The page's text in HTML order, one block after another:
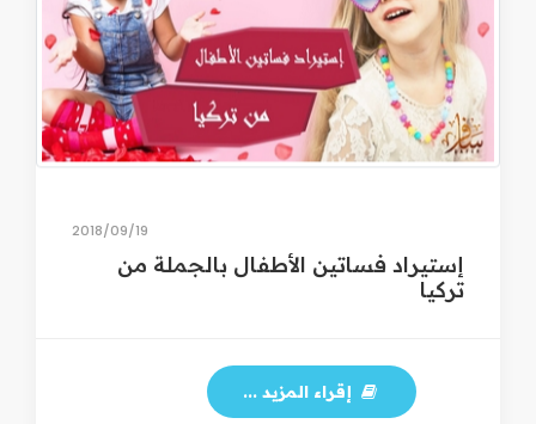
19‏/09‏/2018
إستيراد فساتين الأطفال بالجملة من
تركيا
إقراء المزيد ...